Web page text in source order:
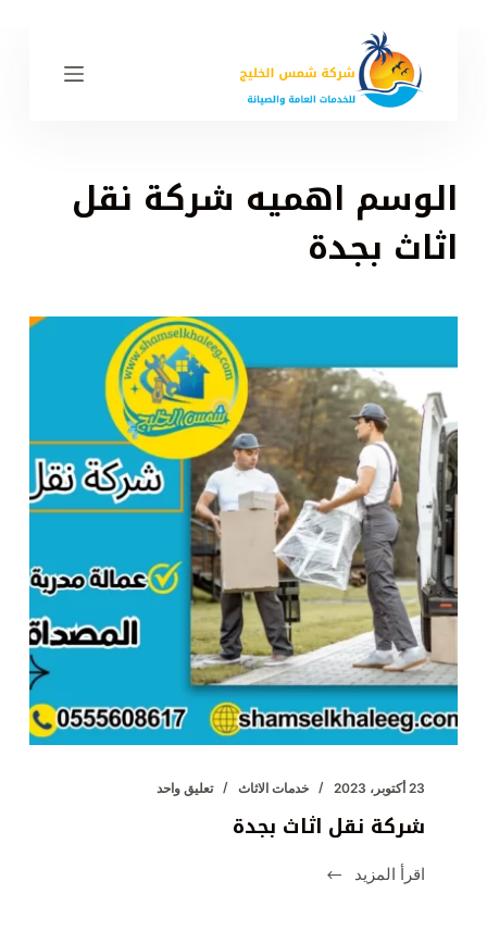
الوسم اهميه شركة نقل
اثاث بجدة
23 أكتوبر، 2023 خدمات الاثاث تعليق واحد
شركة نقل اثاث بجدة
اقرأ المزيد
شركة